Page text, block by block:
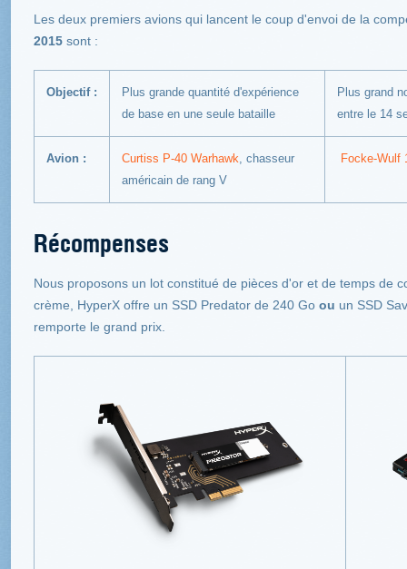
Les deux premiers avions qui lancent le coup d'envoi de la
2015 sont :
Objectif :
Plus grande quantité d'expérience
de base en une seule bataille
Plus grand
entre le 14
Avion : Curtiss P-40 Warhawk , chasseur
américain de rang V
Focke-Wulf
Récompenses
Nous proposons un lot constitué de pièces d'or et de temps de
crème, HyperX offre un SSD Predator de 240 Go ou un SSD
remporte le grand prix.